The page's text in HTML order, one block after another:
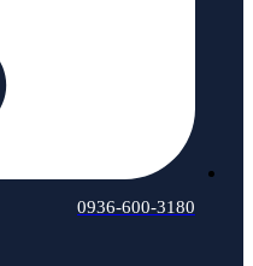
0936-600-3180